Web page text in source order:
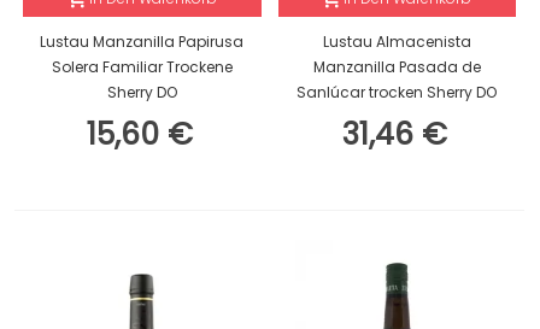
Lustau Manzanilla Papirusa
Solera Familiar Trockene
Sherry DO
15,60 €
Lustau Almacenista
Manzanilla Pasada de
Sanlúcar trocken Sherry DO
31,46 €